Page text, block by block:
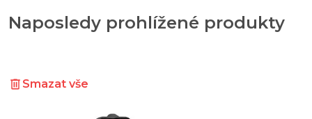
Naposledy prohlížené produkty
Smazat vše